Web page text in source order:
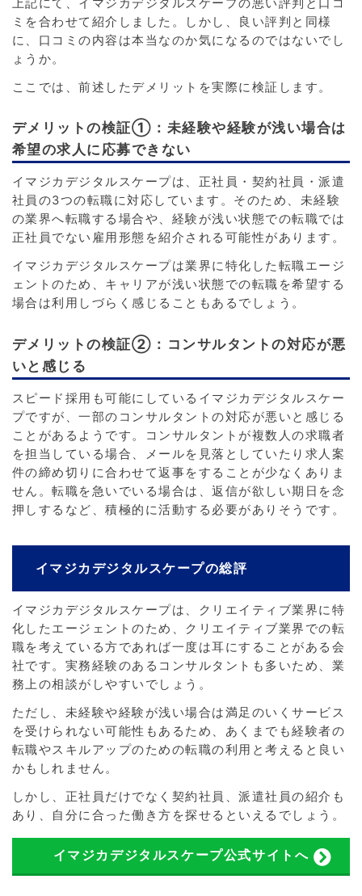
上記にて、イマジカデジタルスケープの悪い評判と口コ
ミを合わせて紹介しました。しかし、良い評判と同様
に、口コミの内容は本当なのか気になるのではないでし
ょうか。
ここでは、前述したデメリットを実際に検証します。
デメリットの検証①：未経験や経験が浅い場合は
希望の求人に応募できない
イマジカデジタルスケープは、正社員・契約社員・派遣
社員の3つの転職に対応しています。そのため、未経験
の業界へ転職する場合や、経験が浅い状態での転職では
正社員でない雇用形態を紹介される可能性があります。
イマジカデジタルスケープは業界に特化した転職エージ
ェントのため、キャリアが浅い状態での転職を希望する
場合は利用しづらく感じることもあるでしょう。
デメリットの検証②：コンサルタントの対応が悪
いと感じる
スピード採用も可能にしているイマジカデジタルスケー
プですが、一部のコンサルタントの対応が悪いと感じる
ことがあるようです。コンサルタントが複数人の求職者
を担当している場合、メールを見落としていたり求人案
件の締め切りに合わせて返事をすることが少なくありま
せん。転職を急いでいる場合は、返信が欲しい期日を念
押しするなど、積極的に活動する必要がありそうです。
イマジカデジタルスケープの総評
イマジカデジタルスケープは、クリエイティブ業界に特
化したエージェントのため、クリエイティブ業界での転
職を考えている方であれば一度は耳にすることがある会
社です。実務経験のあるコンサルタントも多いため、業
務上の相談がしやすいでしょう。
ただし、未経験や経験が浅い場合は満足のいくサービス
を受けられない可能性もあるため、あくまでも経験者の
転職やスキルアップのための転職の利用と考えると良い
かもしれません。
しかし、正社員だけでなく契約社員、派遣社員の紹介も
あり、自分に合った働き方を探せるといえるでしょう。
イマジカデジタルスケープ公式サイトへ